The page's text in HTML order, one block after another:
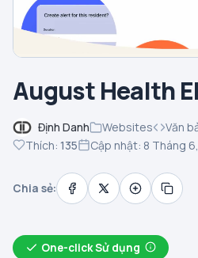
August Health
Định Danh Websites Văn
Thích: 135 Cập nhật: 8 Tháng
Chia sẻ:
One-click Sử dụng